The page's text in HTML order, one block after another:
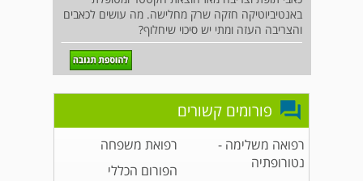
באנטיביוטיקה חזקה שרק מחלישה. מה עושים לכאבים
והצריבה העזה ומתי יש סיכוי שיחלוף?
פורומים קשורים
רפואה משלימה -
נטורופתיה
רפואת משפחה
הפורום הכללי